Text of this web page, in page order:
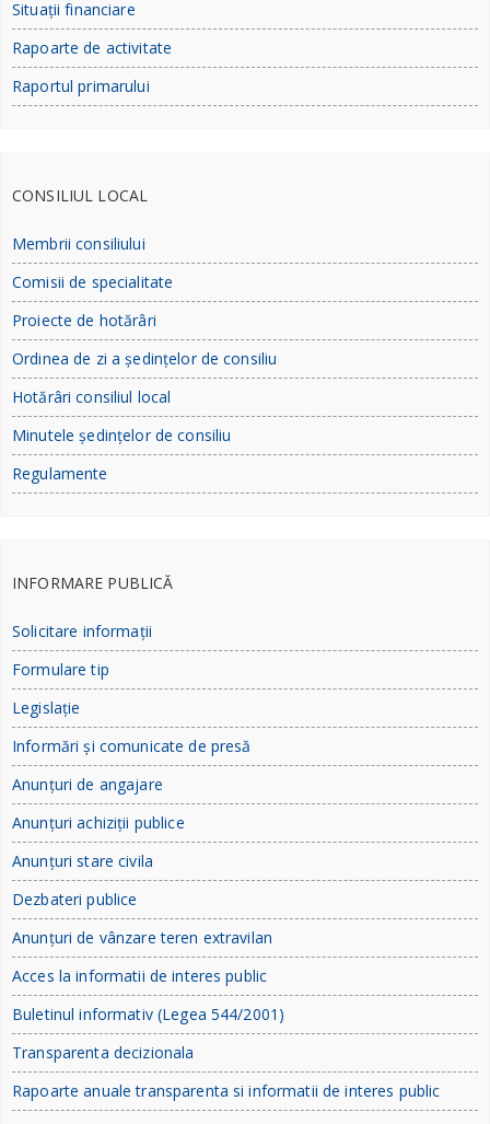
Situații financiare
Rapoarte de activitate
Raportul primarului
CONSILIUL LOCAL
Membrii consiliului
Comisii de specialitate
Proiecte de hotărâri
Ordinea de zi a ședințelor de consiliu
Hotărâri consiliul local
Minutele ședințelor de consiliu
Regulamente
INFORMARE PUBLICĂ
Solicitare informații
Formulare tip
Legislație
Informări și comunicate de presă
Anunțuri de angajare
Anunțuri achiziții publice
Anunțuri stare civila
Dezbateri publice
Anunțuri de vânzare teren extravilan
Acces la informatii de interes public
Buletinul informativ (Legea 544/2001)
Transparenta decizionala
Rapoarte anuale transparenta si informatii de interes public